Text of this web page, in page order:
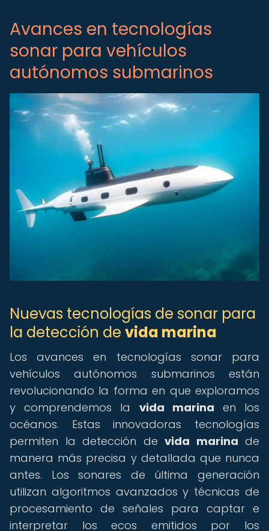
Avances en tecnologías
sonar para vehículos
autónomos submarinos
Nuevas tecnologías de sonar para
la detección de vida marina
Los avances en tecnologías sonar para
vehículos autónomos submarinos están
revolucionando la forma en que exploramos
y comprendemos la vida marina en los
océanos. Estas innovadoras tecnologías
permiten la detección de vida marina de
manera más precisa y detallada que nunca
antes. Los sonares de última generación
utilizan algoritmos avanzados y técnicas de
procesamiento de señales para captar e
interpretar los ecos emitidos por los